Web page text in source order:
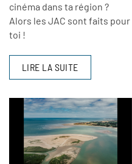
cinéma dans ta région ?
Alors les JAC sont faits pour
toi !
LIRE LA SUITE